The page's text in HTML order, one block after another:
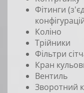
Фітинги
Коліно
Трійники
Фільтри
Кран
Вентиль
Зворотний